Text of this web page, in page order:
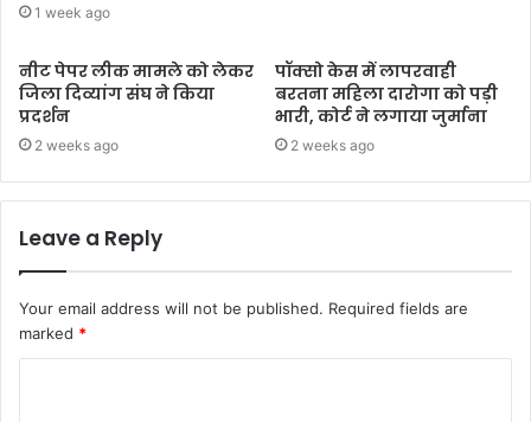
1 week ago
नीट पेपर लीक मामले को लेकर
जिला दिव्यांग संघ ने किया
प्रदर्शन
2 weeks ago
पॉक्सो केस में लापरवाही
बरतना महिला दारोगा को पड़ी
भारी, कोर्ट ने लगाया जुर्माना
2 weeks ago
Leave a Reply
Your email address will not be published. Required fields are
marked *